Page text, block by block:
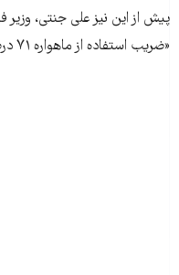
پيش از اين نيز علی جنتی، وزير
«ضريب استفاده از ماهواره ۷۱ درصد مردم تهران را شامل می‌شود.»